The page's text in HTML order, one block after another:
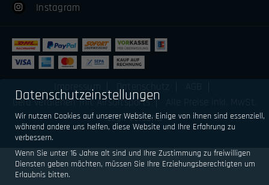
Instagram
Impressum Datenschutz
Geld verdienen mit Airsoftsports
zzgl. Versand
Datenschutzeinstellungen
Wir nutzen Cookies auf unserer Website. Einige von ihnen sind essenziell,
während andere uns helfen, diese Website und Ihre Erfahrung zu
verbessern.
Wenn Sie unter 16 Jahre alt sind und Ihre Zustimmung zu freiwilligen
Diensten geben möchten, müssen Sie Ihre Erziehungsberechtigten um
Erlaubnis bitten.